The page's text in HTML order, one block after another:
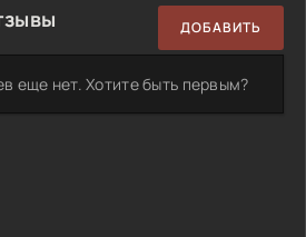
ДОБАВИТЬ
еще нет. Хотите быть первым?